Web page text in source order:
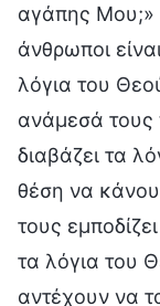
αγάπης Μου;»
άνθρωποι
λόγια του
ανάμεσά τους
διαβάζει τα
θέση να
τους
τα λόγια του
αντέχουν να